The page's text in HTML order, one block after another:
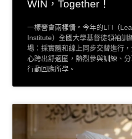
WIN，Together！
一樣營會兩樣情。今年的LTI（
Institute）全國大學基督徒領袖訓
場：採實體和線上同步交替進行
心跨出舒適圈，熱烈參與訓練、
行動回應所學。